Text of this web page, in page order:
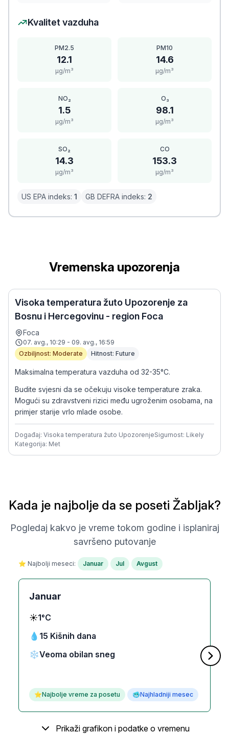
Kvalitet vazduha
PM2.5
12.1
μg/m³
PM10
14.6
μg/m³
NO₂
1.5
μg/m³
O₃
98.1
μg/m³
SO₂
14.3
μg/m³
CO
153.3
μg/m³
US EPA indeks: 1 GB DEFRA indeks: 2
Vremenska upozorenja
Visoka temperatura žuto Upozorenje za
Bosnu i Hercegovinu - region Foca
Foca
07. avg., 10:29 - 09. avg., 16:59
Ozbiljnost: Moderate
Hitnost: Future
Maksimalna temperatura vazduha od 32-35°C.
Budite svjesni da se očekuju visoke temperature zraka.
Mogući su zdravstveni rizici među ugroženim osobama, na
primjer starije vrlo mlade osobe.
Događaj: Visoka temperatura žuto UpozorenjeSigurnost: Likely
Kategorija: Met
Kada je najbolje da se poseti Žabljak?
Pogledaj kakvo je vreme tokom godine i isplaniraj
savršeno putovanje
⭐ Najbolji meseci: Januar Jul Avgust
Januar
☀️1°C
💧 15 Kišnih dana
❄️Veoma obilan sneg
⭐Najbolje vreme za posetu 🥶Najhladniji mesec
Prikaži grafikon i podatke o vremenu